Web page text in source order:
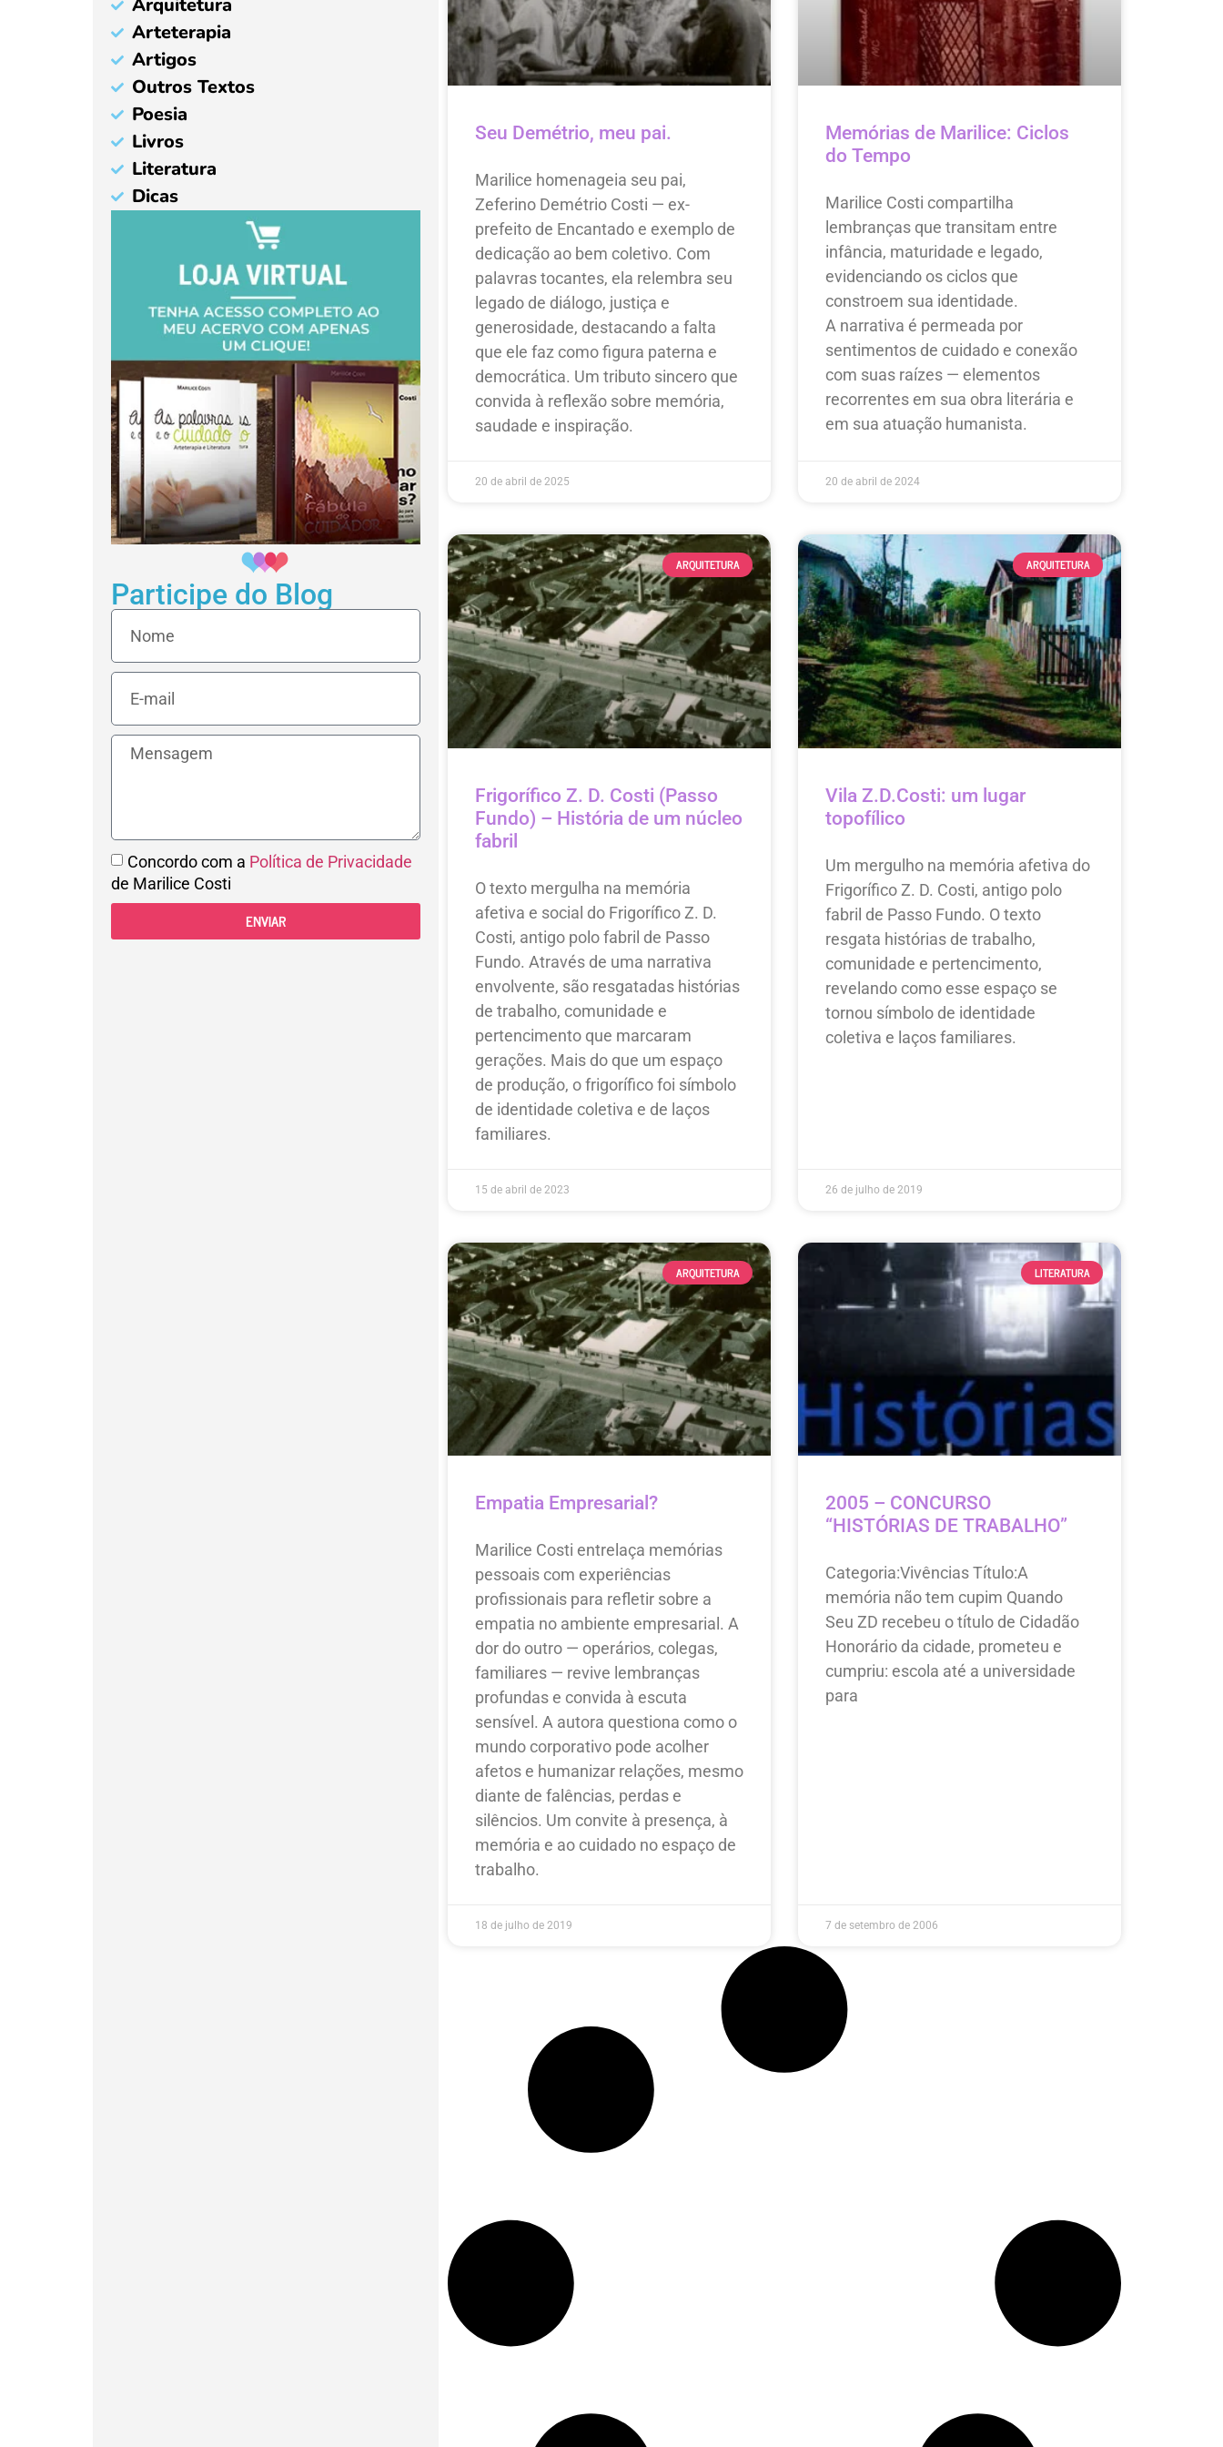
Arteterapia
Artigos
Outros Textos
Poesia
Livros
Literatura
Dicas
Participe do Blog
Concordo com a Política de Privacidade
de Marilice Costi
ENVIAR
Seu Demétrio, meu pai.
Marilice homenageia seu pai,
Zeferino Demétrio Costi — ex-
prefeito de Encantado e exemplo de
dedicação ao bem coletivo. Com
palavras tocantes, ela relembra seu
legado de diálogo, justiça e
generosidade, destacando a falta
que ele faz como figura paterna e
democrática. Um tributo sincero que
convida à reflexão sobre memória,
saudade e inspiração.
20 de abril de 2025
Memórias de Marilice: Ciclos
do Tempo
Marilice Costi compartilha
lembranças que transitam entre
infância, maturidade e legado,
evidenciando os ciclos que
constroem sua identidade.
A narrativa é permeada por
sentimentos de cuidado e conexão
com suas raízes — elementos
recorrentes em sua obra literária e
em sua atuação humanista.
20 de abril de 2024
ARQUITETURA
Frigorífico Z. D. Costi (Passo
Fundo) – História de um núcleo
fabril
O texto mergulha na memória
afetiva e social do Frigorífico Z. D.
Costi, antigo polo fabril de Passo
Fundo. Através de uma narrativa
envolvente, são resgatadas histórias
de trabalho, comunidade e
pertencimento que marcaram
gerações. Mais do que um espaço
de produção, o frigorífico foi símbolo
de identidade coletiva e de laços
familiares.
15 de abril de 2023
ARQUITETURA
Vila Z.D.Costi: um lugar
topofílico
Um mergulho na memória afetiva do
Frigorífico Z. D. Costi, antigo polo
fabril de Passo Fundo. O texto
resgata histórias de trabalho,
comunidade e pertencimento,
revelando como esse espaço se
tornou símbolo de identidade
coletiva e laços familiares.
26 de julho de 2019
ARQUITETURA
Empatia Empresarial?
Marilice Costi entrelaça memórias
pessoais com experiências
profissionais para refletir sobre a
empatia no ambiente empresarial. A
dor do outro — operários, colegas,
familiares — revive lembranças
profundas e convida à escuta
sensível. A autora questiona como o
mundo corporativo pode acolher
afetos e humanizar relações, mesmo
diante de falências, perdas e
silêncios. Um convite à presença, à
memória e ao cuidado no espaço de
trabalho.
18 de julho de 2019
LITERATURA
2005 – CONCURSO
“HISTÓRIAS DE TRABALHO”
Categoria:Vivências Título:A
memória não tem cupim Quando
Seu ZD recebeu o título de Cidadão
Honorário da cidade, prometeu e
cumpriu: escola até a universidade
para
7 de setembro de 2006